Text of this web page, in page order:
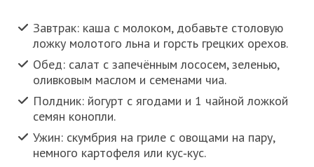
Завтрак: каша с молоком, добавьте столовую
ложку молотого льна и горсть грецких орехов.
Обед: салат с запечённым лососем, зеленью,
оливковым маслом и семенами чиа.
Полдник: йогурт с ягодами и 1 чайной ложкой
семян конопли.
Ужин: скумбрия на гриле с овощами на пару,
немного картофеля или кус‑кус.